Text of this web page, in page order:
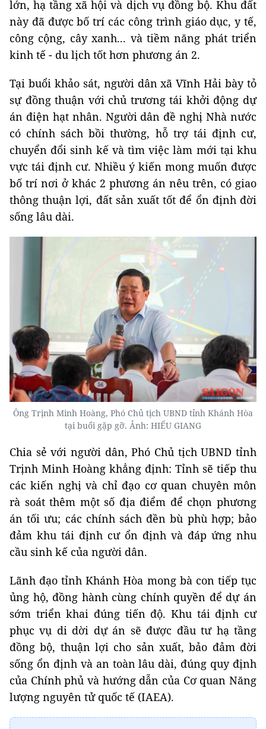
lớn, hạ tầng xã hội và dịch vụ đồng bộ. Khu đất
này đã được bố trí các công trình giáo dục, y tế,
công cộng, cây xanh... và tiềm năng phát triển
kinh tế - du lịch tốt hơn phương án 2.
Tại buổi khảo sát, người dân xã Vĩnh Hải bày tỏ
sự đồng thuận với chủ trương tái khởi động dự
án điện hạt nhân. Người dân đề nghị Nhà nước
có chính sách bồi thường, hỗ trợ tái định cư,
chuyển đổi sinh kế và tìm việc làm mới tại khu
vực tái định cư. Nhiều ý kiến mong muốn được
bố trí nơi ở khác 2 phương án nêu trên, có giao
thông thuận lợi, đất sản xuất tốt để ổn định đời
sống lâu dài.
Ông Trịnh Minh Hoàng, Phó Chủ tịch UBND tỉnh Khánh Hòa
tại buổi gặp gỡ. Ảnh: HIẾU GIANG
Chia sẻ với người dân, Phó Chủ tịch UBND tỉnh
Trịnh Minh Hoàng khẳng định: Tỉnh sẽ tiếp thu
các kiến nghị và chỉ đạo cơ quan chuyên môn
rà soát thêm một số địa điểm để chọn phương
án tối ưu; các chính sách đền bù phù hợp; bảo
đảm khu tái định cư ổn định và đáp ứng nhu
cầu sinh kế của người dân.
Lãnh đạo tỉnh Khánh Hòa mong bà con tiếp tục
ủng hộ, đồng hành cùng chính quyền để dự án
sớm triển khai đúng tiến độ. Khu tái định cư
phục vụ di dời dự án sẽ được đầu tư hạ tầng
đồng bộ, thuận lợi cho sản xuất, bảo đảm đời
sống ổn định và an toàn lâu dài, đúng quy định
của Chính phủ và hướng dẫn của Cơ quan Năng
lượng nguyên tử quốc tế (IAEA).